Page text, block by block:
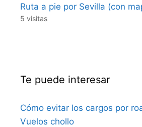
Ruta a pie por Sevilla (con
5 visitas
Te puede interesar
Cómo evitar los cargos por
Vuelos chollo